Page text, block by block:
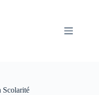
Scolarité